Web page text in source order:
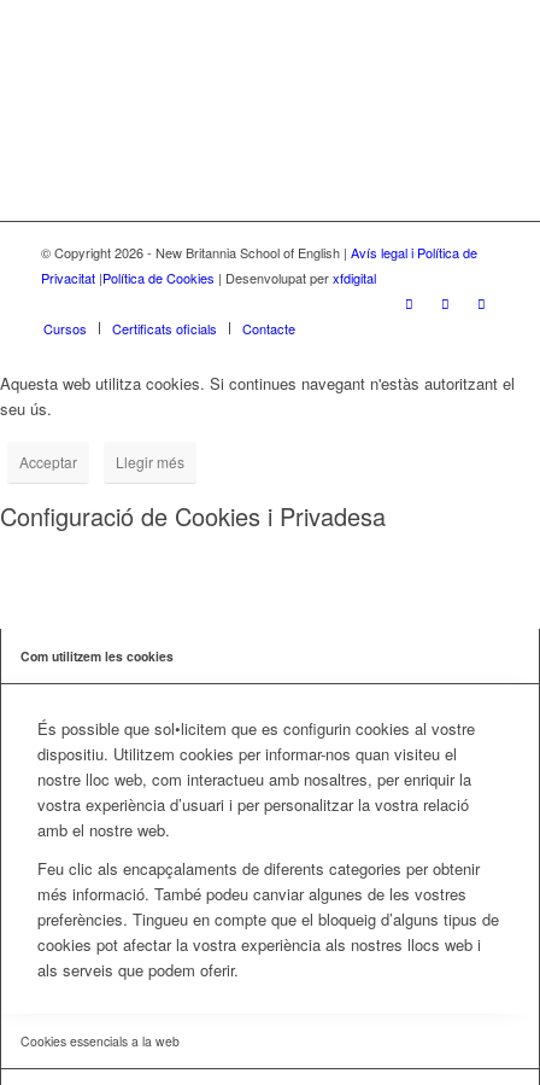
© Copyright 2026 - New Britannia School of English | Avís legal i Política de
Privacitat |Política de Cookies | Desenvolupat perxfdigital
Cursos Certificats oficials Contacte
Aquesta web utilitza cookies. Si continues navegant n'estàs autoritzant el
seu ús.
Acceptar Llegir més
Configuració de Cookies i Privadesa
Com utilitzem les cookies
És possible que sol•licitem que es configurin cookies al vostre
dispositiu. Utilitzem cookies per informar-nos quan visiteu el
nostre lloc web, com interactueu amb nosaltres, per enriquir la
vostra experiència d’usuari i per personalitzar la vostra relació
amb el nostre web.
Feu clic als encapçalaments de diferents categories per obtenir
més informació. També podeu canviar algunes de les vostres
preferències. Tingueu en compte que el bloqueig d’alguns tipus de
cookies pot afectar la vostra experiència als nostres llocs web i
als serveis que podem oferir.
Cookies essencials a la web